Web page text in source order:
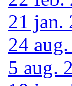
21 jan.
24
5 aug.